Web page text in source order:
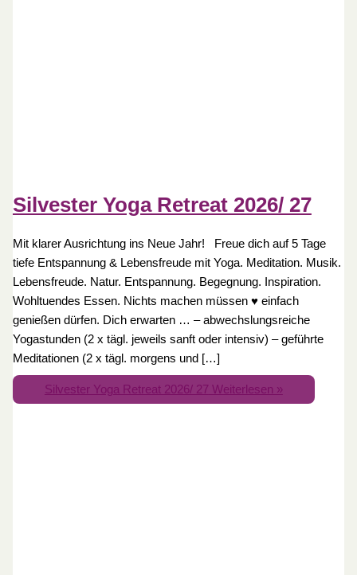
Silvester Yoga Retreat 2026/ 27
Mit klarer Ausrichtung ins Neue Jahr! Freue dich auf 5 Tage
tiefe Entspannung & Lebensfreude mit Yoga. Meditation. Musik.
Lebensfreude. Natur. Entspannung. Begegnung. Inspiration.
Wohltuendes Essen. Nichts machen müssen ♥ einfach
genießen dürfen. Dich erwarten … – abwechslungsreiche
Yogastunden (2 x tägl. jeweils sanft oder intensiv) – geführte
Meditationen (2 x tägl. morgens und […]
Silvester Yoga Retreat 2026/ 27 Weiterlesen »